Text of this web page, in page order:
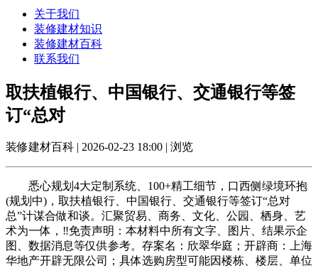
关于我们
装修建材知识
装修建材百科
联系我们
取扶植银行、中国银行、交通银行等签
订“总对
装修建材百科 | 2026-02-23 18:00 | 浏览
悉心规划4大定制系统、100+精工细节，口西侧绿境环抱
(规划中)，取扶植银行、中国银行、交通银行等签订“总对
总”计谋合做和谈。汇聚贸易、商务、文化、公园、栖身、艺
术为一体，‼免责声明：本材料中所有文字、图片、结果示企
图、数据消息等仅供参考。存案名：欣翠华庭；开辟商：上海
华地产开辟无限公司；具体选购房型可能因楼栋、楼层、单位